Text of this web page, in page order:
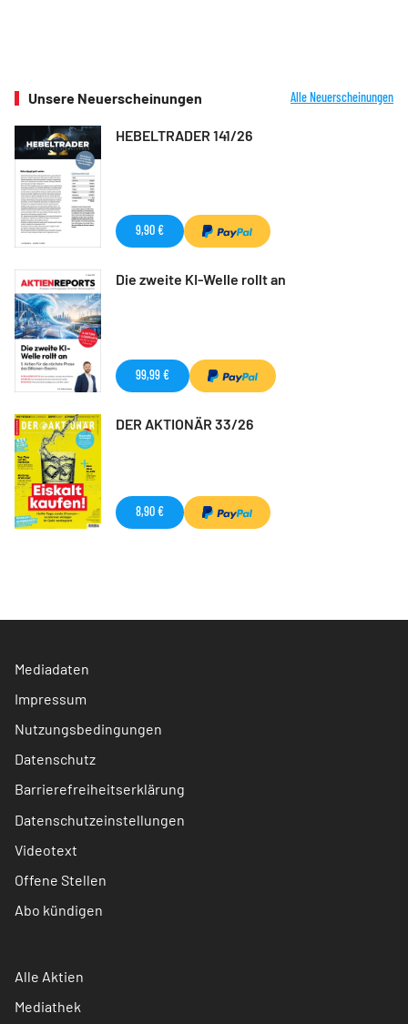
Unsere Neuerscheinungen Alle Neuerscheinungen
HEBELTRADER 141/26
9,90 €
Die zweite KI-Welle rollt an
99,99 €
DER AKTIONÄR 33/26
8,90 €
Mediadaten
Impressum
Nutzungsbedingungen
Datenschutz
Barrierefreiheitserklärung
Datenschutzeinstellungen
Videotext
Offene Stellen
Abo kündigen
Alle Aktien
Mediathek